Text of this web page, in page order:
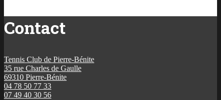
Contact
Tennis Club de Pierre-Bénite
35 rue Charles de Gaulle
69310 Pierre-Bénite
04 78 50 77 33
07 49 40 30 56